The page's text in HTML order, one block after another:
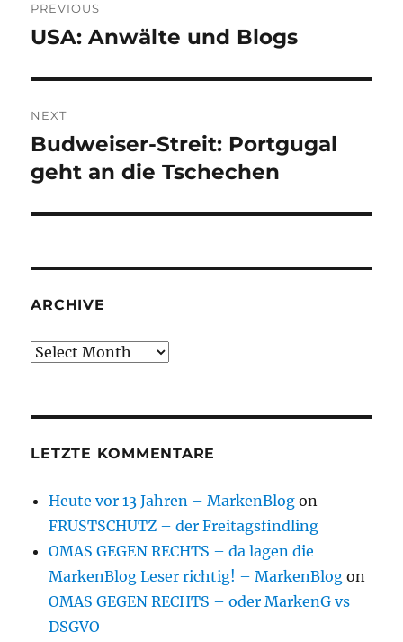
navigation
PREVIOUS
Previous
USA: Anwälte und Blogs
NEXT
Next
post:
Budweiser-Streit: Portgugal
geht an die Tschechen
ARCHIVE
Archive
LETZTE KOMMENTARE
Heute vor 13 Jahren – MarkenBlog on
FRUSTSCHUTZ – der Freitagsfindling
OMAS GEGEN RECHTS – da lagen die
MarkenBlog Leser richtig! – MarkenBlog on
OMAS GEGEN RECHTS – oder MarkenG vs
DSGVO